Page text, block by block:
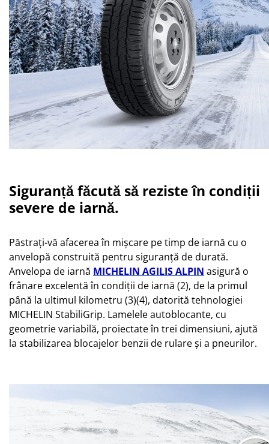
Siguranță făcută să reziste în condiții
severe de iarnă.
Păstrați-vă afacerea în mișcare pe timp de iarnă cu o
anvelopă construită pentru siguranță de durată.
Anvelopa de iarnă MICHELIN AGILIS ALPIN asigură o
frânare excelentă în condiții de iarnă (2), de la primul
până la ultimul kilometru (3)(4), datorită tehnologiei
MICHELIN StabiliGrip. Lamelele autoblocante, cu
geometrie variabilă, proiectate în trei dimensiuni, ajută
la stabilizarea blocajelor benzii de rulare și a pneurilor.